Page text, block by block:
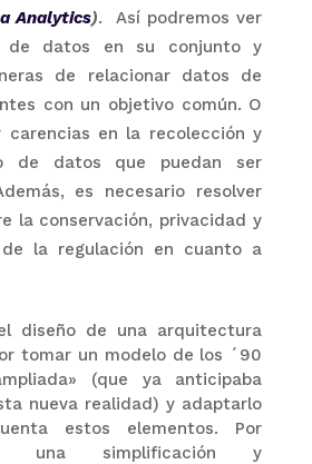
Analytics). Así podremos ver
de datos en su conjunto y
de relacionar datos de
con un objetivo común. O
carencias en la recolección y
de datos que puedan ser
es necesario resolver
la conservación, privacidad y
de la regulación en cuanto a
diseño de una arquitectura
tomar un modelo de los ´90
(que ya anticipaba
nueva realidad) y adaptarlo
estos elementos. Por
una simplificación y